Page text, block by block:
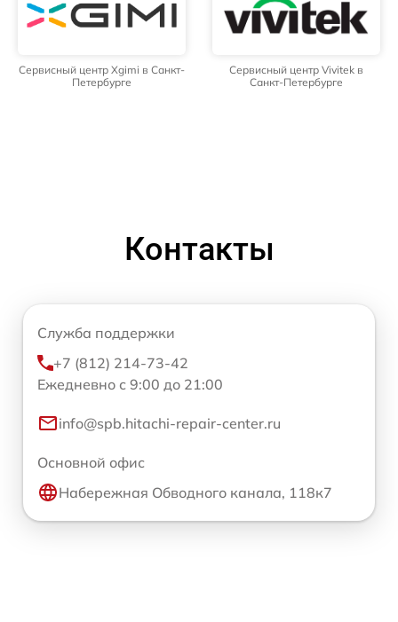
Сервисный центр Xgimi в Санкт-
Петербурге
Сервисный центр Vivitek в
Санкт-Петербурге
Контакты
Служба поддержки
+7 (812) 214-73-42
Ежедневно с 9:00 до 21:00
info@spb.hitachi-repair-center.ru
Основной офис
Набережная Обводного канала, 118к7